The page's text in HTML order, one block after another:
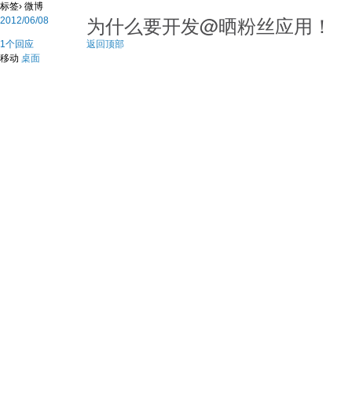
标签› 微博
2012/06/08
为什么要开发@晒粉丝应用！
1个回应
返回顶部
移动 桌面